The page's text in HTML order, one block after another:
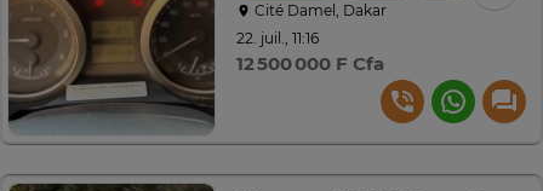
Cité Damel, Dakar
22. juil., 11:16
12 500 000 F Cfa